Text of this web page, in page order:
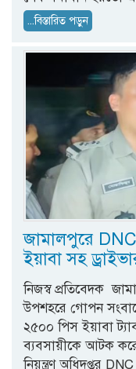
...বিস্তারিত পড়ুন
জামালপুরে
ইয়াবা সহ
নিজস্ব প্রতিবেদক
উপশহরে গোপন
২৫০০ পিস ইয়াবা
ব্যবসায়ীকে আটক
নিয়ন্ত্রণ অধিদপ্তর